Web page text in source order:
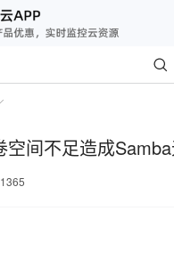
空间不足造成
1365